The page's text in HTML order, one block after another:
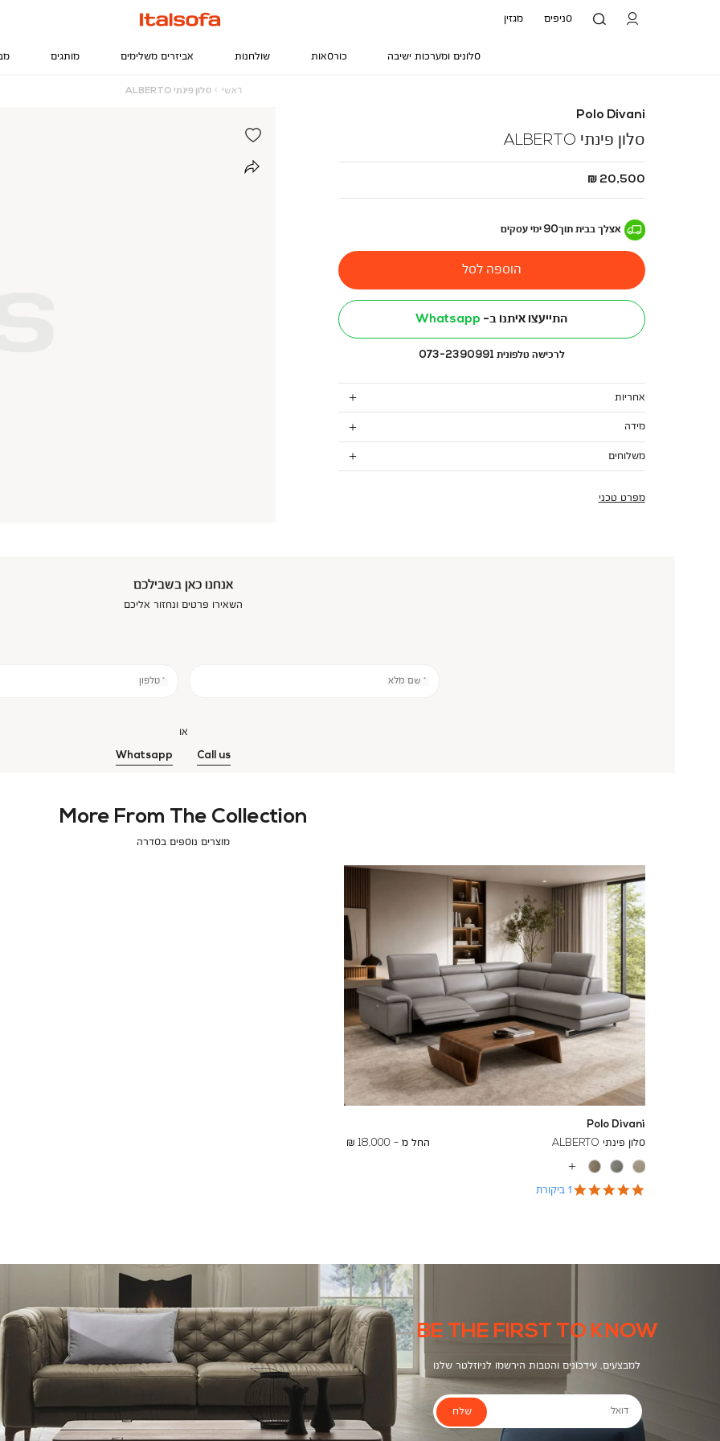
סניפים מגזין
סלונים ומערכות ישיבה כורסאות שולחנות אביזרים משלימים מותגים
ראשי ראשי
סלון פינתי ALBERTO
סלון
Polo Divani
סלון פינתי ALBERTO
20,500 ₪
אצלך בבית תוך90 ימי עסקים
הוספה לסל
התייעצו איתנו ב- Whatsapp
לרכישה טלפונית 073-2390991
אחריות
מידה
משלוחים
מפרט טכני
אנחנו כאן בשבילכם
השאירו פרטים ונחזור אליכם
* שם מלא * טלפון
או
Call us
Whatsapp
More From The Collection
מוצרים נוספים בסדרה
Polo Divani
סלון פינתי ALBERTO
החל מ - 18,000 ₪ To
26,600 ₪
5.01 ביקורת
BE THE FIRST TO KNOW
למבצעים, עידכונים והטבות הירשמו לניוזלטר שלנו
דואל שלח